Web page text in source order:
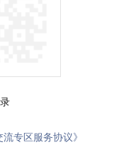
流专区服务协议》